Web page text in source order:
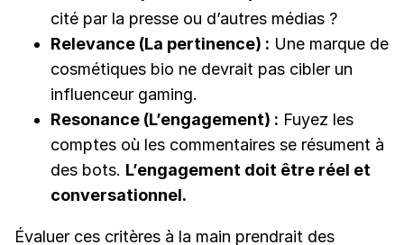
cité par la presse ou d’autres médias ?
Relevance (La pertinence) : Une marque de
cosmétiques bio ne devrait pas cibler un
influenceur gaming.
Resonance (L’engagement) : Fuyez les
comptes où les commentaires se résument à
des bots. L’engagement doit être réel et
conversationnel.
Évaluer ces critères à la main prendrait des